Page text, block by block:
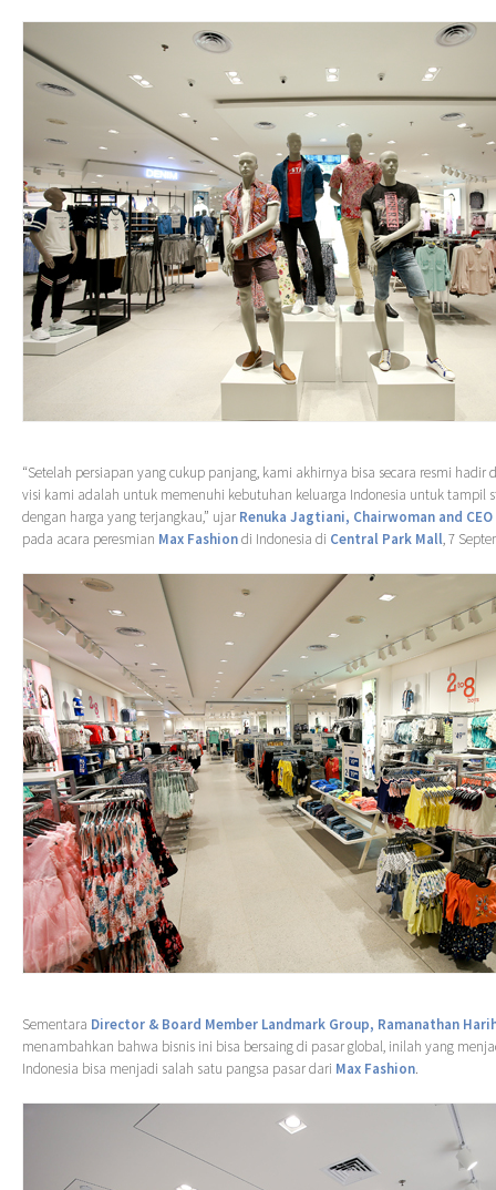
“Setelah persiapan yang cukup panjang, kami akhirnya bisa secara resmi hadir
visi kami adalah untuk memenuhi kebutuhan keluarga Indonesia untuk tampil
dengan harga yang terjangkau,” ujar Renuka Jagtiani, Chairwoman and
pada acara peresmian Max Fashiondi Indonesia di Central Park Mall, 7
Sementara Director & Board Member Landmark Group, Ramanathan
menambahkan bahwa bisnis ini bisa bersaing di pasar global, inilah yang
Indonesia bisa menjadi salah satu pangsa pasar dari Max Fashion.